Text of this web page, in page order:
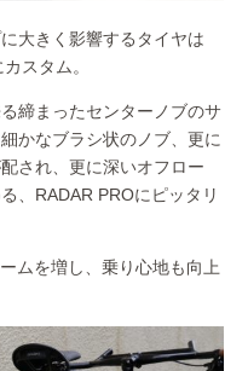
大きく影響するタイヤは
スタム。
締まったセンターノブのサ
かなブラシ状のノブ、更に
され、更に深いオフロー
、RADAR PROにピッタリ
ムを増し、乗り心地も向上